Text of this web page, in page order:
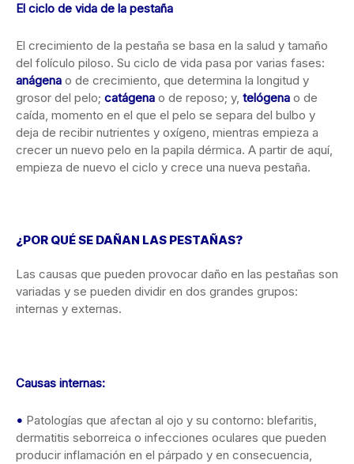
El ciclo de vida de la pestaña
El crecimiento de la pestaña se basa en la salud y tamaño
del folículo piloso. Su ciclo de vida pasa por varias fases:
anágena o de crecimiento, que determina la longitud y
grosor del pelo; catágena o de reposo; y, telógena o de
caída, momento en el que el pelo se separa del bulbo y
deja de recibir nutrientes y oxígeno, mientras empieza a
crecer un nuevo pelo en la papila dérmica. A partir de aquí,
empieza de nuevo el ciclo y crece una nueva pestaña.
¿POR QUÉ SE DAÑAN LAS PESTAÑAS?
Las causas que pueden provocar daño en las pestañas son
variadas y se pueden dividir en dos grandes grupos:
internas y externas.
Causas internas:
• Patologías que afectan al ojo y su contorno: blefaritis,
dermatitis seborreica o infecciones oculares que pueden
producir inflamación en el párpado y en consecuencia,